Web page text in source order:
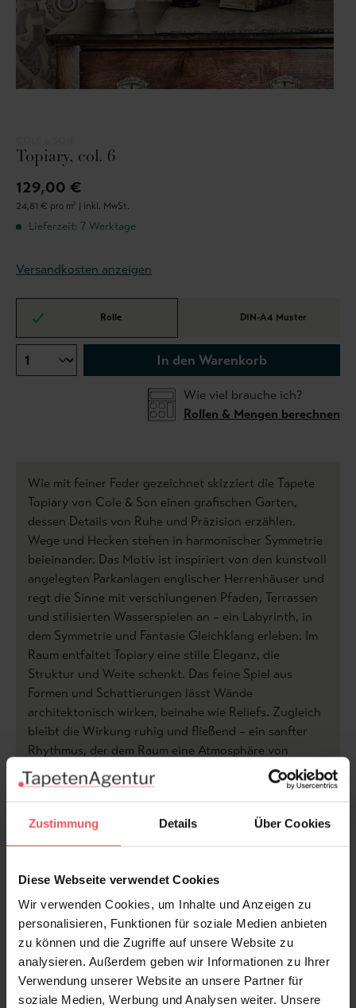
Zustimmung Details Über Cookies
Diese Webseite verwendet Cookies
Wir verwenden Cookies, um Inhalte und Anzeigen zu
personalisieren, Funktionen für soziale Medien anbieten
zu können und die Zugriffe auf unsere Website zu
analysieren. Außerdem geben wir Informationen zu Ihrer
Verwendung unserer Website an unsere Partner für
soziale Medien, Werbung und Analysen weiter. Unsere
Topiary, col. 6
129,00 €
24,81 € pro m² | inkl. MwSt.
Lieferzeit: 7 Werktage
Versandkosten anzeigen
Rolle DIN-A4 Muster
In den Warenkorb
Wie viel brauche ich?
Rollen & Mengen berechnen
Wie mit feiner Feder gezeichnet skizziert die Tapete
Topiary von Cole & Son einen grafischen Garten,
dessen Details von Ruhe und Präzision erzählen.
Wege und Hecken stehen in harmonischer Symmetrie
beieinander. Das Motiv ist inspiriert von den kunstvoll
angelegten Parkanlagen englischer Herrenhäuser und
regt die Sinne mit verschlungenen Pfaden, Terrassen
und stilisierten Wasserspielen an – ein Labyrinth, in
dem Symmetrie und Fantasie Gleichklang erleben. Im
Raum entfaltet Topiary eine stille Eleganz, die
Struktur und Weite schenkt. Das feine Spiel aus
Formen und Schattierungen lässt Wände
architektonisch wirken, beinahe wie Reliefs. Zugleich
bleibt die Wirkung ruhig und fließend – ein sanfter
Rhythmus, der dem Raum eine Atmosphäre von
Gelassenheit und kultivierter Kreativität verleiht.
Produktdetails
Bewertungen
FAQ Teilen!